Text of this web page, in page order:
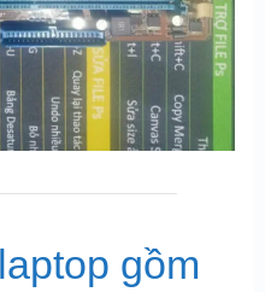
gồm